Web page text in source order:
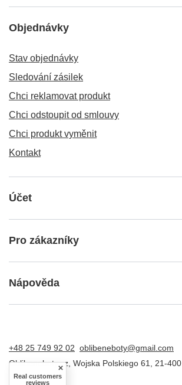
Objednávky
Stav objednávky
Sledování zásilek
Chci reklamovat produkt
Chci odstoupit od smlouvy
Chci produkt vyměnit
Kontakt
Účet
Pro zákazníky
Nápověda
+48 25 749 92 02 oblibeneboty@gmail.com
Oblibeneboty.cz Wojska Polskiego 61 21-400
Real customers
reviews